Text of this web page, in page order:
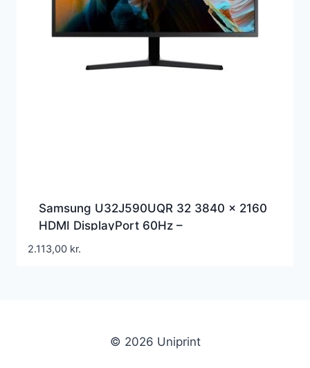
Samsung U32J590UQR 32 3840 x 2160
HDMI DisplayPort 60Hz –
LU32J590UQRX/EN
2.113,00 kr.
© 2026 Uniprint